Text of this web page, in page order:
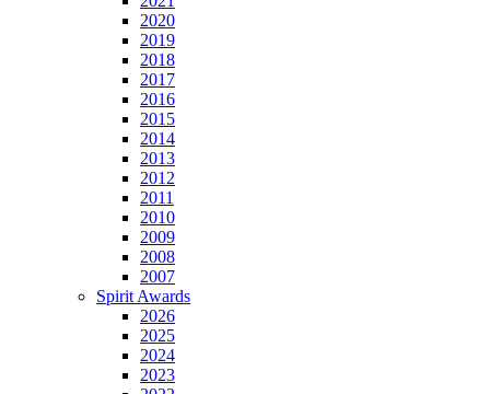
2020
2019
2018
2017
2016
2015
2014
2013
2012
2011
2010
2009
2008
2007
Spirit Awards
2026
2025
2024
2023